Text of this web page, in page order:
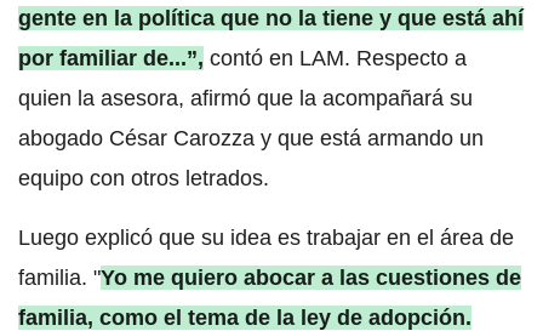
gente en la política que no la tiene y que está ahí
por familiar de...”, contó en LAM. Respecto a
quien la asesora, afirmó que la acompañará su
abogado César Carozza y que está armando un
equipo con otros letrados.
Luego explicó que su idea es trabajar en el área de
familia. "Yo me quiero abocar a las cuestiones de
familia, como el tema de la ley de adopción.